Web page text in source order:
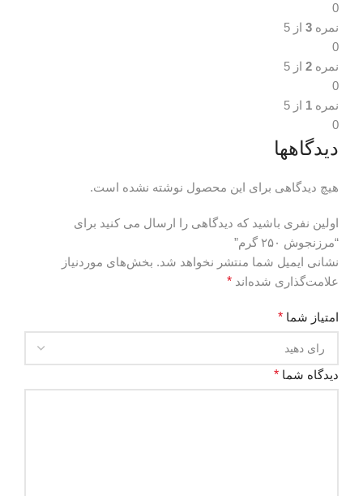
0
نمره 3 از 5
0
نمره 2 از 5
0
نمره 1 از 5
0
دیدگاهها
هیچ دیدگاهی برای این محصول نوشته نشده است.
اولین نفری باشید که دیدگاهی را ارسال می کنید برای
“مرزنجوش ۲۵۰ گرم”
نشانی ایمیل شما منتشر نخواهد شد. بخش‌های موردنیاز
علامت‌گذاری شده‌اند *
امتیاز شما *
دیدگاه شما *